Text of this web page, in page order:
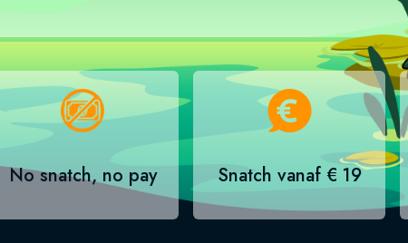
No snatch, no pay Snatch vanaf € 19